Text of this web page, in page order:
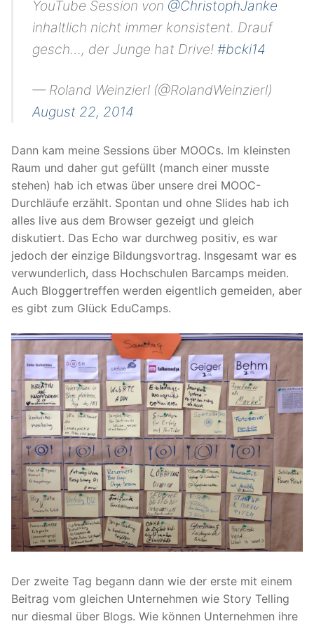
YouTube Session von @ChristophJanke
inhaltlich nicht immer konsistent. Drauf
gesch…, der Junge hat Drive!#bcki14
— Roland Weinzierl (@RolandWeinzierl)
August 22, 2014
Dann kam meine Sessions über MOOCs. Im kleinsten
Raum und daher gut gefüllt (manch einer musste
stehen) hab ich etwas über unsere drei MOOC-
Durchläufe erzählt. Spontan und ohne Slides hab ich
alles live aus dem Browser gezeigt und gleich
diskutiert. Das Echo war durchweg positiv, es war
jedoch der einzige Bildungsvortrag. Insgesamt war es
verwunderlich, dass Hochschulen Barcamps meiden.
Auch Bloggertreffen werden eigentlich gemeiden, aber
es gibt zum Glück EduCamps.
Der zweite Tag begann dann wie der erste mit einem
Beitrag vom gleichen Unternehmen wie Story Telling
nur diesmal über Blogs. Wie können Unternehmen ihre